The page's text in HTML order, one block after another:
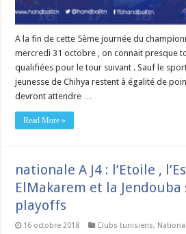
A la fin de cette 5ème journée du
mercredi 31 octobre , on connait presque
qualifiées pour le tour suivant . Sauf le
jeunesse de Chihya restent à égalité de
devront attendre …
Read More »
nationale A J4 : l’Etoile ,
ElMakarem et la
playoffs
16 octobre 2018 Clubs tunisiens,